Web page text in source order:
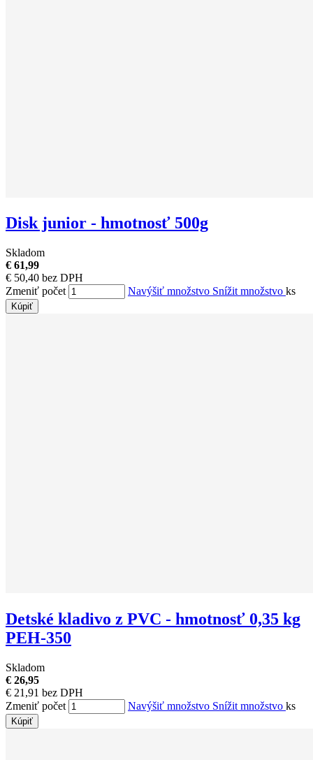
Disk junior - hmotnosť 500g
Skladom
€ 61,99
€ 50,40 bez DPH
Zmeniť počet
Navýšiť množstvo Snížit množstvo ks
Kúpiť
Detské kladivo z PVC - hmotnosť 0,35 kg
PEH-350
Skladom
€ 26,95
€ 21,91 bez DPH
Zmeniť počet
Navýšiť množstvo Snížit množstvo ks
Kúpiť